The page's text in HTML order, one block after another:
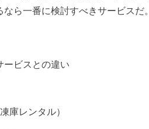
ら一番に検討すべきサービスだ。
ービスとの違い
庫レンタル）